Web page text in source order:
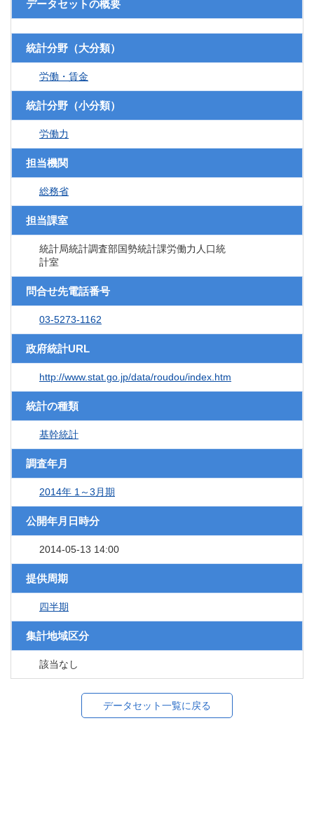
データセットの概要
統計分野（大分類）
労働・賃金
統計分野（小分類）
労働力
担当機関
総務省
担当課室
統計局統計調査部国勢統計課労働力人口統
計室
問合せ先電話番号
03-5273-1162
政府統計URL
http://www.stat.go.jp/data/roudou/index.htm
統計の種類
基幹統計
調査年月
2014年 1～3月期
公開年月日時分
2014-05-13 14:00
提供周期
四半期
集計地域区分
該当なし
データセット一覧に戻る